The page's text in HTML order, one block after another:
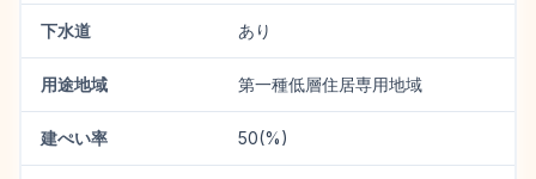
下水道 あり
用途地域 第一種低層住居専用地域
建ぺい率 50(%)